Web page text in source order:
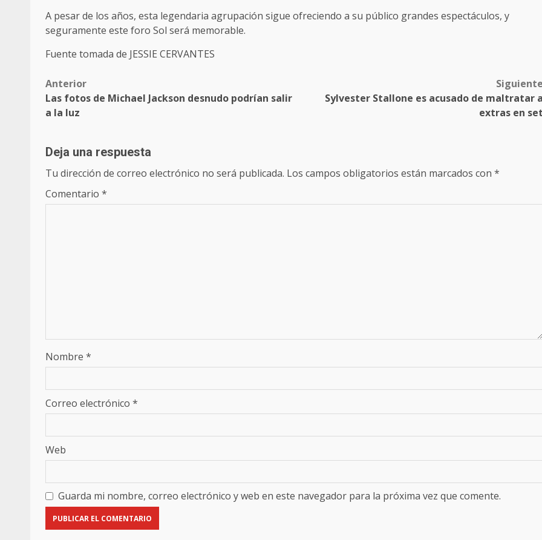
A pesar de los años, esta legendaria agrupación sigue ofreciendo a su público grandes espectáculos, y
seguramente este foro Sol será memorable.
Fuente tomada de JESSIE CERVANTES
Post
navigation
Anterior
Las fotos de Michael Jackson desnudo podrían salir
a la luz
Sylvester Stallone es acusado de maltratar
extras en
Deja una respuesta
Tu dirección de correo electrónico no será publicada. Los campos obligatorios están marcados con *
Comentario *
Nombre *
Correo electrónico *
Web
Guarda mi nombre, correo electrónico y web en este navegador para la próxima vez que comente.